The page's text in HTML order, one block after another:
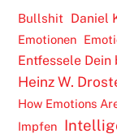
Bullshit Daniel
Emotionen
Entfessele Dein
Heinz W.
How Emotions
Impfen